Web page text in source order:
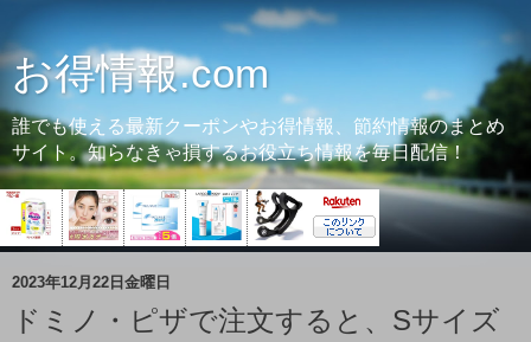
お得情報.com
誰でも使える最新クーポンやお得情報、節約情報のまとめ
サイト。知らなきゃ損するお役立ち情報を毎日配信！
2023年12月22日金曜日
ドミノ・ピザで注文すると、Sサイズ